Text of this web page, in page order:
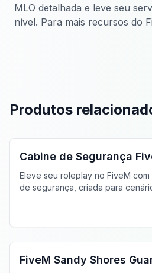
MLO detalhada e leve seu
nível. Para mais recursos do
Produtos
Cabine de Segurança
Eleve seu roleplay no FiveM
de segurança, criada para
FiveM PD MLO
FiveM Sandy Shores